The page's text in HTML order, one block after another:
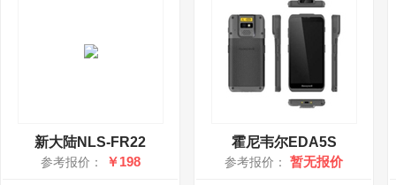
新大陆NLS-FR22
参考报价： ￥198
霍尼韦尔EDA5S
参考报价： 暂无报价